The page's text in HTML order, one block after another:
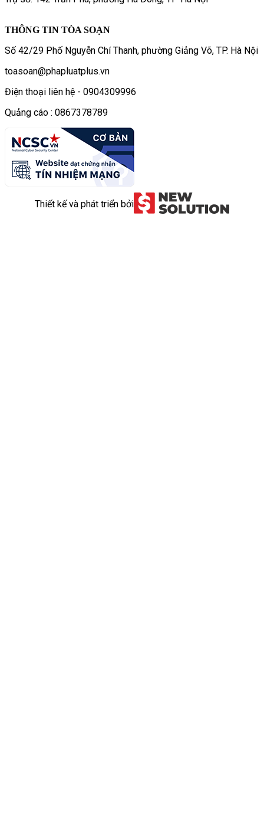
THÔNG TIN TÒA SOẠN
Số 42/29 Phố Nguyễn Chí Thanh, phường Giảng Võ, TP. Hà Nội
toasoan@phapluatplus.vn
Điện thoại liên hệ - 0904309996
Quảng cáo : 0867378789
Thiết kế và phát triển bởi